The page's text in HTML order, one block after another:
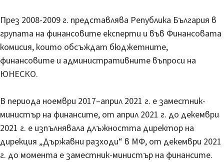
През 2008-2009 г. представлява Република България в
групата на финансовите експерти и във Финансовата
комисия, които обсъждат бюджетните,
финансовите и административните въпроси на
ЮНЕСКО.
В периода ноември 2017–април 2021 г. е заместник-
министър на финансите, от април 2021 г. до декември
2021 г. е изпълнявала длъжността директор на
дирекция „Държавни разходи“ в МФ, от декември 2021
г. до момента е заместник-министър на финансите.